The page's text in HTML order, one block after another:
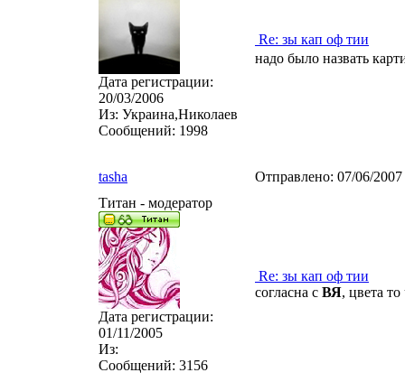
Дата регистрации:
20/03/2006
Из: Украина,Николаев
Сообщений: 1998
Re: зы кап оф тии
надо было назвать
tasha Отправлено: 07/06/
Титан - модератор
Дата регистрации:
01/11/2005
Из:
Сообщений: 3156
Re: зы кап оф тии
согласна с ВЯ, цвета